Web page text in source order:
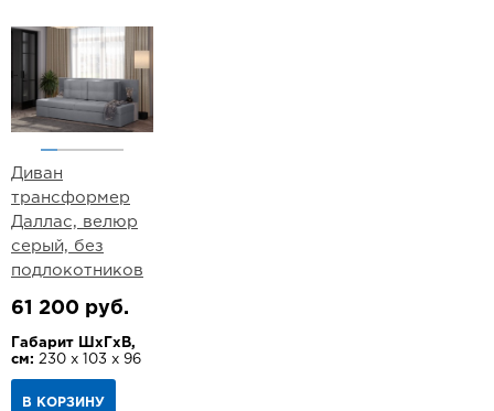
Диван
трансформер
Даллас, велюр
серый, без
подлокотников
61 200 руб.
Габарит ШхГхВ,
см: 230 х 103 х 96
В КОРЗИНУ